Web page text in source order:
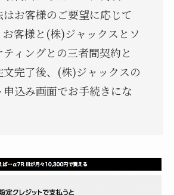
お客様のご要望に応じて
客様と(株)ジャックスとソ
ィングとの三者間契約と
文完了後、(株)ジャックスの
申込み画面でお手続きにな